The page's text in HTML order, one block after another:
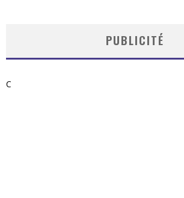
PUBLICITÉ
C